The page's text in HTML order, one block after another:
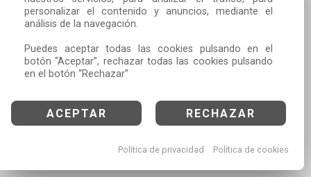
personalizar el contenido y anuncios, mediante el
análisis de la navegación.
Puedes aceptar todas las cookies pulsando en el
botón “Aceptar”, rechazar todas las cookies pulsando
en el botón “Rechazar”
ACEPTAR RECHAZAR
Política de privacidad Política de cookies